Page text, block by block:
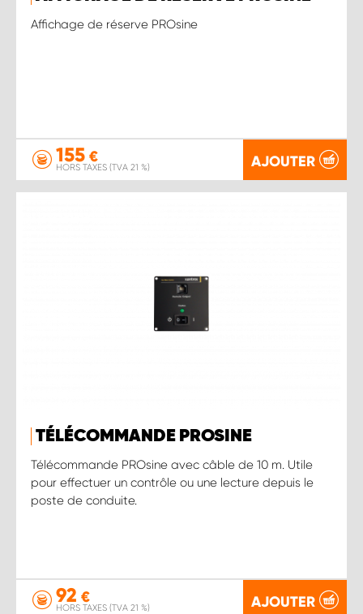
Affichage de réserve PROsine
155 €
HORS TAXES (TVA 21 %) AJOUTER
TÉLÉCOMMANDE PROSINE
Télécommande PROsine avec câble de 10 m. Utile
pour effectuer un contrôle ou une lecture depuis le
poste de conduite.
92 €
HORS TAXES (TVA 21 %) AJOUTER